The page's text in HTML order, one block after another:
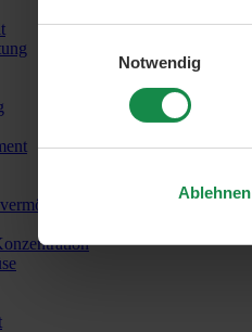
Notwendig
Ablehnen